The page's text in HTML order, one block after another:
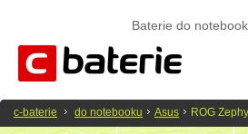
Baterie do
c-baterie do notebooku Asus ROG